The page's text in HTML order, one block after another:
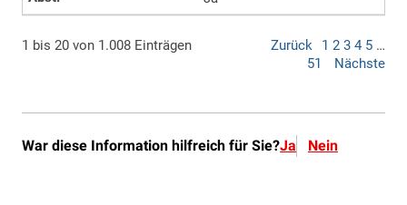
War diese Information hilfreich für Sie?Ja Nein